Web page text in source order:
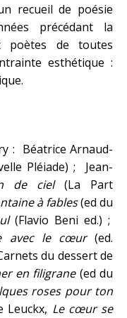
recueil de poésie
précédant la
poètes de toutes
esthétique :
: Béatrice Arnaud-
Pléiade) ; Jean-
de ciel (La Part
à fables(ed du
(Flavio Beni ed.) ;
avec le cœur(ed.
du dessert de
en filigrane(ed du
roses pour ton
Leuckx, Le cœur se